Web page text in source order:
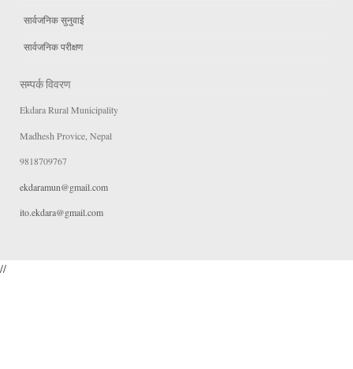
सार्वजनिक सुनुवाई
सार्वजनिक परीक्षण
सम्पर्क विवरण
Ekdara Rural Municipality
Madhesh Provice, Nepal
9818709767
ekdaramun@gmail.com
ito.ekdara@gmail.com
//